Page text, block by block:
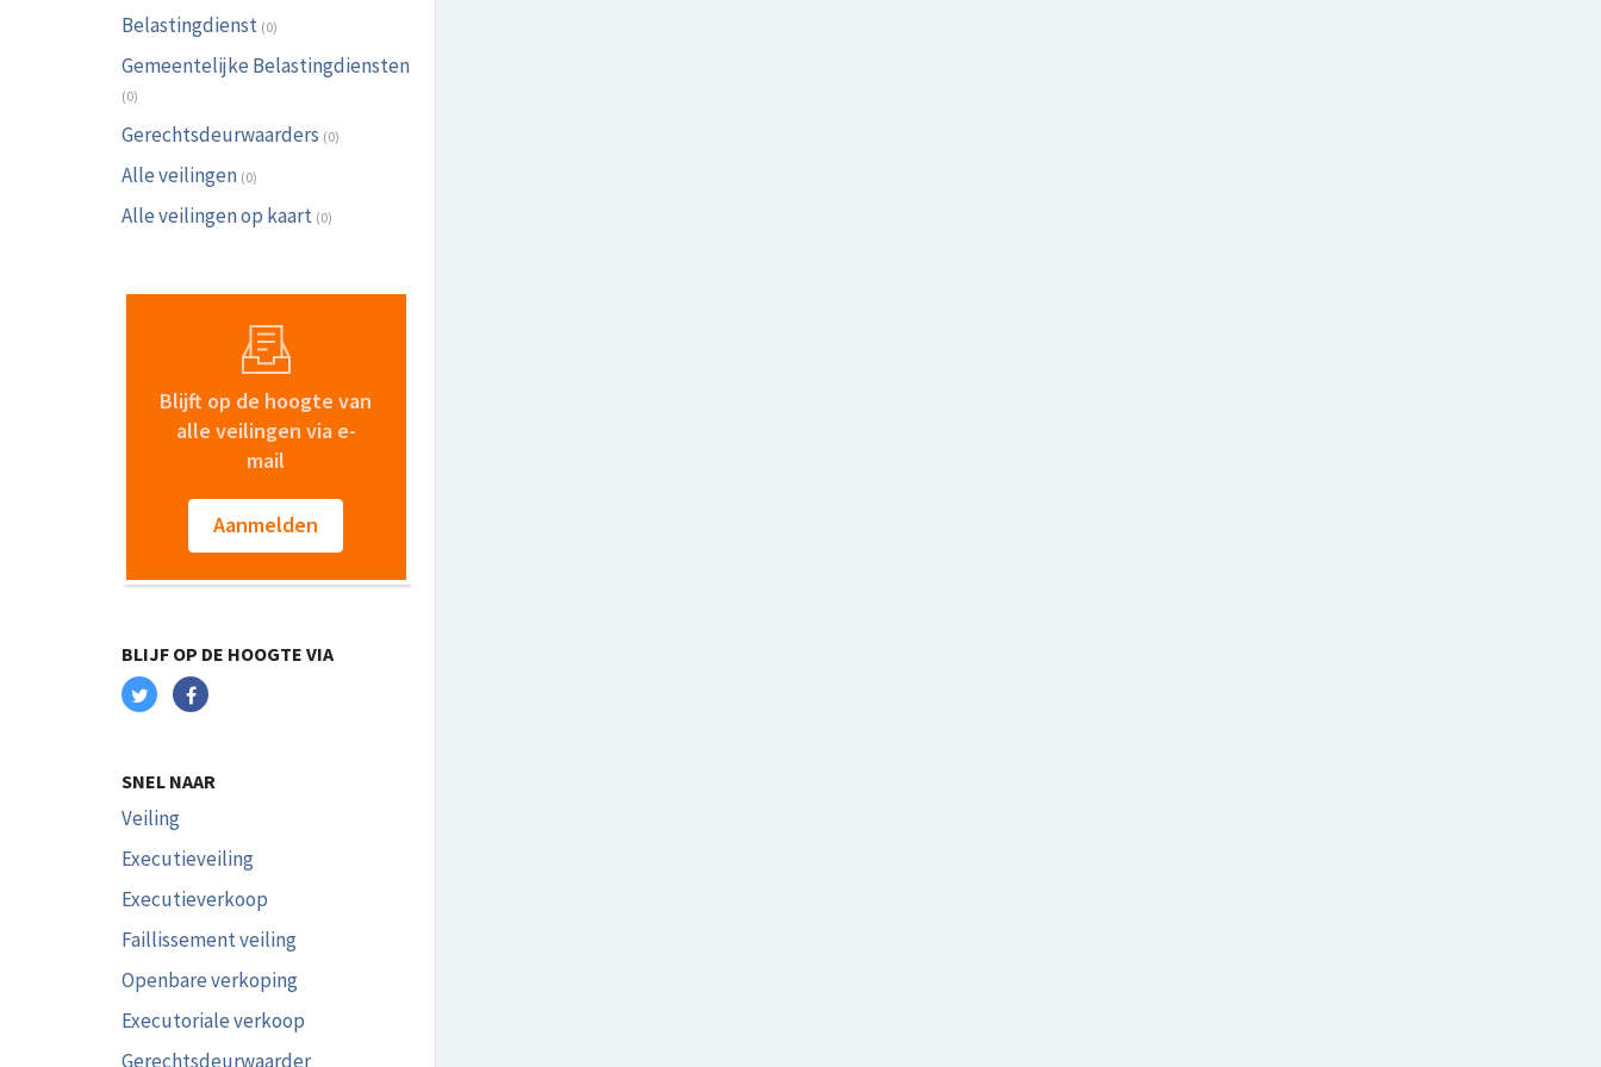
Belastingdienst (0)
Gemeentelijke Belastingdiensten
(0)
Gerechtsdeurwaarders (0)
Alle veilingen (0)
Alle veilingen op kaart (0)
Blijft op de hoogte van
alle veilingen via e-
mail
Aanmelden
BLIJF OP DE HOOGTE VIA
SNEL NAAR
Veiling
Executieveiling
Executieverkoop
Faillissement veiling
Openbare verkoping
Executoriale verkoop
Gerechtsdeurwaarder